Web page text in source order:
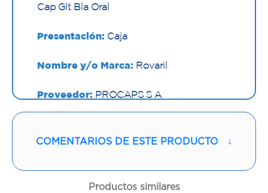
Cap Glt Bla Oral
Presentación: Caja
Nombre y/o Marca: Rovaril
Proveedor: PROCAPS S A
30 Cápsulas
COMENTARIOS DE ESTE PRODUCTO ↓
Productos similares